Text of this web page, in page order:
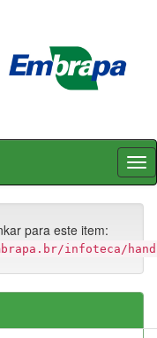
para este item:
infoteca/